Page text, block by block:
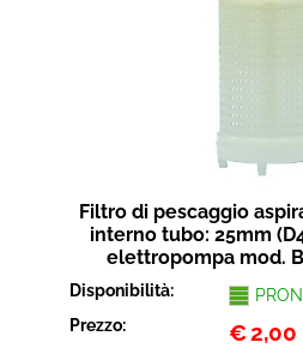
Filtro di pescaggio
interno tubo: 25mm
elettropompa mod.
Disponibilità:
Prezzo:
€2,00